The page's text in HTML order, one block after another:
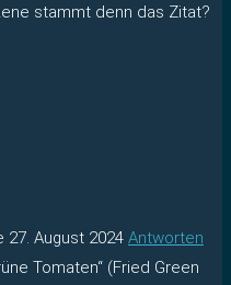
stammt denn das Zitat?
27. August 2024 Antworten
Tomaten“ (Fried Green